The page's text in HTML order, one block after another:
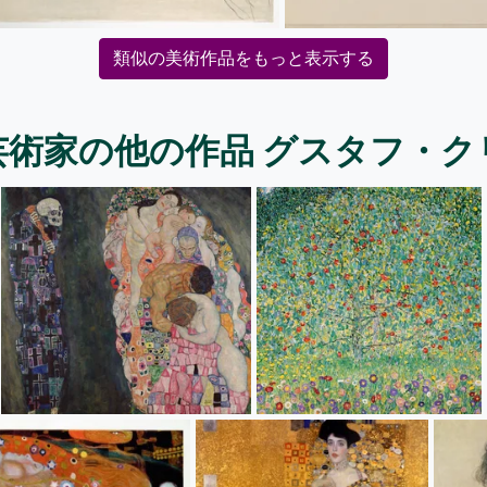
類似の美術作品をもっと表示する
家の他の作品 グスタフ・